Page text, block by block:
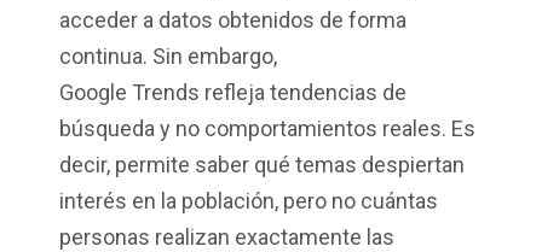
acceder a datos obtenidos de forma
continua. Sin embargo,
Google Trends refleja tendencias de
búsqueda y no comportamientos reales. Es
decir, permite saber qué temas despiertan
interés en la población, pero no cuántas
personas realizan exactamente las